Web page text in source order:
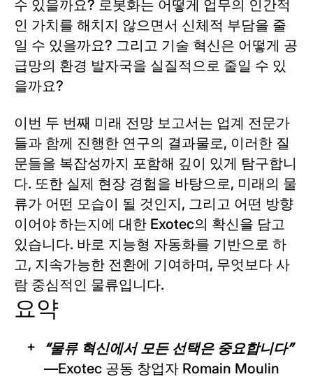
수 있을까요? 로봇화는 어떻게 업무의 인간적
인 가치를 해치지 않으면서 신체적 부담을 줄
일 수 있을까요? 그리고 기술 혁신은 어떻게 공
급망의 환경 발자국을 실질적으로 줄일 수 있
을까요?
이번 두 번째 미래 전망 보고서는 업계 전문가
들과 함께 진행한 연구의 결과물로, 이러한 질
문들을 복잡성까지 포함해 깊이 있게 탐구합니
다. 또한 실제 현장 경험을 바탕으로, 미래의 물
류가 어떤 모습이 될 것인지, 그리고 어떤 방향
이어야 하는지에 대한 Exotec의 확신을 담고
있습니다. 바로 지능형 자동화를 기반으로 하
고, 지속가능한 전환에 기여하며, 무엇보다 사
람 중심적인 물류입니다.
요약
“물류 혁신에서 모든 선택은 중요합니다”
—Exotec 공동 창업자 Romain Moulin